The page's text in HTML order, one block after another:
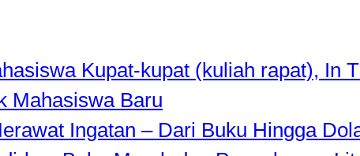
Kupat-kupat (kuliah rapat), In
Mahasiswa Baru
Ingatan – Dari Buku Hingga